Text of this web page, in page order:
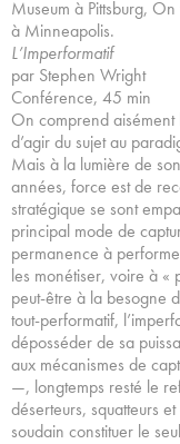
Museum à Pittsburg,
à Minneapolis.
L’Imperformatif
par Stephen Wright
Conférence, 45 min
On comprend aisément
d’agir du sujet au
Mais à la lumière de
années, force est de
stratégique se sont
principal mode de
permanence à
les monétiser, voire à «
peut-être à la besogne
tout-performatif,
déposséder de sa
aux mécanismes de
—, longtemps resté le
déserteurs, squatteurs
soudain constituer le